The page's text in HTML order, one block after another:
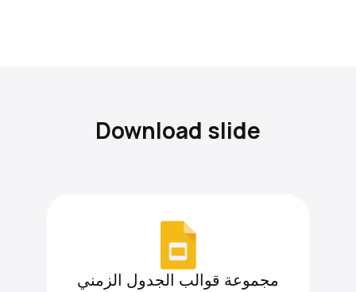
Download slide
مجموعة قوالب الجدول الزمني